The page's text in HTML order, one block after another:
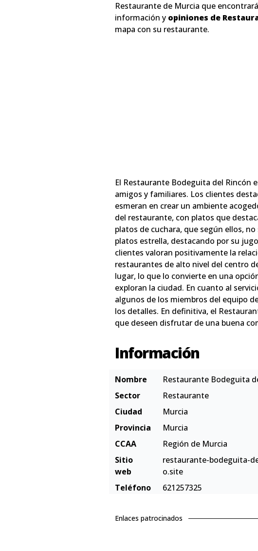
Restaurante de Murcia que
información y opiniones de
mapa con su restaurante.
El Restaurante Bodeguita del Rincón
amigos y familiares. Los clientes
esmeran en crear un ambiente
del restaurante, con platos que
platos de cuchara, que según ellos,
platos estrella, destacando por su
clientes valoran positivamente la
restaurantes de alto nivel del centro
lugar, lo que lo convierte en una
exploran la ciudad. En cuanto al
algunos de los miembros del equipo
los detalles. En definitiva, el
que deseen disfrutar de una buena
Información
Nombre
Restaurante Bodeguita
Sector
Restaurante
Ciudad
Murcia
Provincia
Murcia
CCAA
Región de Murcia
Sitio
web
restaurante-bodeguita-
o.site
Teléfono
621257325
Enlaces patrocinados